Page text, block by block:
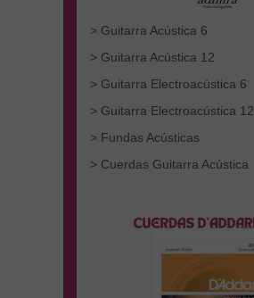
> Guitarra Acústica 6
> Guitarra Acústica 12
> Guitarra Electroacústica 6
> Guitarra Electroacústica 12
> Fundas Acústicas
> Cuerdas Guitarra Acústica